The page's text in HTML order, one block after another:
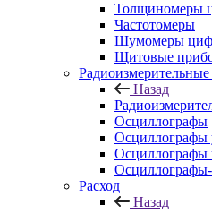
Толщиномеры
Частотомеры
Шумомеры
Щитовые
Назад
Осциллографы
Осциллографы
Расход
Назад